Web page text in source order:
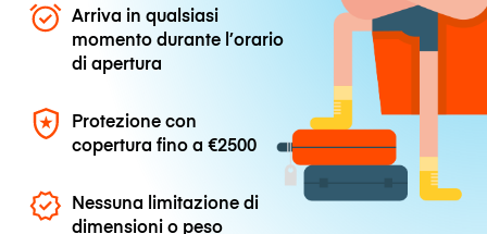
Arriva in qualsiasi
momento durante l’orario
di apertura
Protezione con
copertura fino a€2500
Nessuna limitazione di
dimensioni o peso